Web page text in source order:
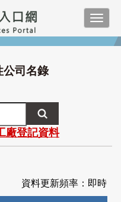
公司名錄
廠登記資料
資料更新頻率：即時